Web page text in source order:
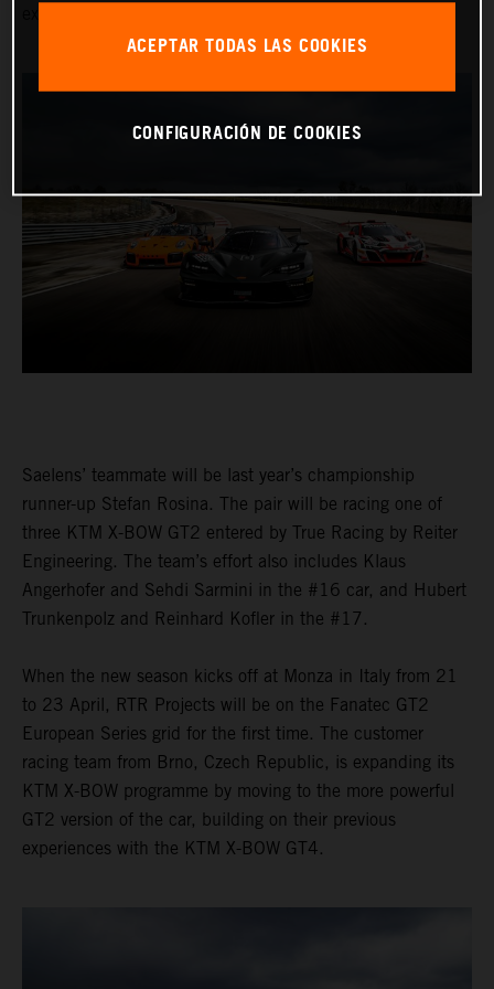
Saelens’ teammate will be last year’s championship
runner-up Stefan Rosina. The pair will be racing one of
three KTM X-BOW GT2 entered by True Racing by Reiter
Engineering. The team’s effort also includes Klaus
Angerhofer and Sehdi Sarmini in the #16 car, and Hubert
Trunkenpolz and Reinhard Kofler in the #17.
When the new season kicks off at Monza in Italy from 21
to 23 April, RTR Projects will be on the Fanatec GT2
European Series grid for the first time. The customer
racing team from Brno, Czech Republic, is expanding its
KTM X-BOW programme by moving to the more powerful
GT2 version of the car, building on their previous
experiences with the KTM X-BOW GT4.
ACEPTAR TODAS LAS COOKIES
CONFIGURACIÓN DE COOKIES